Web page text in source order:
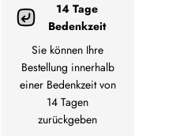
14 Tage
Bedenkzeit
Sie können Ihre
Bestellung innerhalb
einer Bedenkzeit von
14 Tagen
zurückgeben